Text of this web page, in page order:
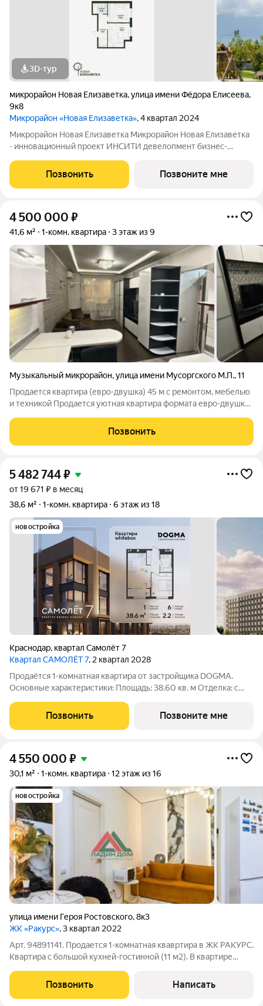
3D-тур
микрорайон Новая Елизаветка,улица имени Фёдора Елисеева,
9к8
Микрорайон «Новая Елизаветка», 4 квартал 2024
Микрорайон Новая Елизаветка Микрорайон Новая Елизаветка
- инновационный проект ИНСИТИ девелопмент бизнес-
Прикубанском округе г. Краснодара. На территории
расположены 19 многоквартирных домов
Позвонить Позвоните мне
4 500 000 ₽
41,6 м² 1-комн. квартира 3 этаж из 9
Музыкальный микрорайон,улица имени Мусоргского М.П.,11
Продается квартира (евро-двушка) 45 м с ремонтом, мебелью
и техникой Продается уютная квартира формата евро-двушка
Мусоргского, 11. Отличный вариант для жизни, сдачи в аренду
или покупки в
Позвонить
5 482 744₽
от 19 671 ₽ в месяц
38,6 м²
1-комн. квартира 6 этаж из 18
новостройка
Краснодар, квартал Самолёт 7
Квартал САМОЛЁТ 7, 2 квартал 2028
Продаётся 1-комнатная квартира от застройщика DOGMA.
Основные характеристики: Площадь: 38.60 кв. м Отделка: с
Западный обход. Жилой комплекс: новый жилой квартал
бизнес - класса «Самолёт 7».
Позвонить Позвоните мне
4 550 000 ₽
30,1 м² 1-комн. квартира 12 этаж из 16
новостройка
улица имени Героя Ростовского,8к3
ЖК «Ракурс», 3 квартал 2022
Арт. 94891141. Продается 1-комнатная квавртира в ЖК РАКУРС.
Квартира с большой кухней-гостинной (11 м2). В квартире
(посудомойка не эксплуатировалась), имеется гардеробная.
При продаже все
Позвонить Написать